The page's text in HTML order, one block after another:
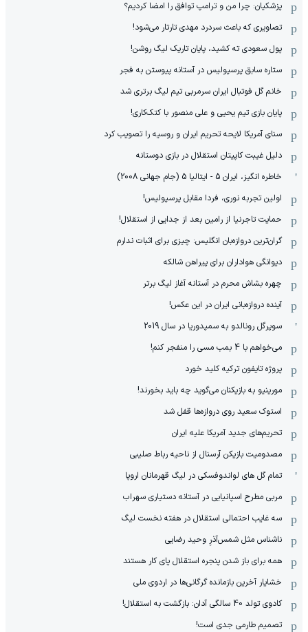
پزشکیان: چرا من و ترامپ توافق را امضا کردیم؟
تصاویری که باعث سردرد مهدی تارتار می‌شود!
پول سعودی ته کشید، پایان تاریک لیگ روشن!
ستاره سابق پرسپولیس در آستانه پیوستن به فجر
خانم گل فوتبال ایران سرمربی تیم لیگ برتری شد
پایان بازی تیم یحیی و علی منصور با کتک‌کاری!
سنای آمریکا لایحه تحریم ایران و روسیه را تصویب کرد
دلیل غیبت کاپیتان استقلال در بازی دوستانه
خاطره انگیز، ایران 5 - ایتالیا 5 (جام جهانی 2008)
اولین تجربه نوری، فردا مقابل پرسپولیس!
حمایت تاجرنیا از رامین بعد از جدایی از استقلال!
گران‌ترین دروازه‌بان انگلیس: چیزی برای اثبات ندارم
دیوانگی هواداران برای پیراهن شالکه
چهره بشاش محرم در آستانه آغاز لیگ برتر
آینده دروازه‌بانی ایران در این عکس!
سوپرگل رونالدو به سمپدوریا در سال 2019
می‌خواهم با 4 بمب مسی را منفجر کنم!
پروژه تایفون ترکیه کلید خورد
مورینیو به بازیکنان می‌گوید چه باید بخورند!
استوک سعید روی دروازه‌ها قفل شد
تحریم‌های جدید آمریکا علیه ایران
مصدومیت بازیکن آرسنال از ناحیه رباط صلیبی
تمام گل های لواندوفسکی در لیگ قهرمانان اروپا
مربی مطرح اسپانیایی در آستانه دستیاری سهراب
سه غایب احتمالی استقلال در هفته نخست لیگ
ناشناس مثل شمس‌آذرِ وحید رضایی
همه برای باز شدن پنجره استقلال پای کار هستند
خشایار آخرین بازمانده گرگانی‌ها در اردوی ملی
کادوی تولد 40 سالگی آدان: بازگشت به استقلال!
تصمیم طارمی جدی است!